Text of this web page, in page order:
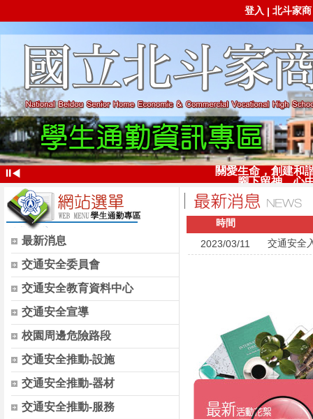
登入 | 北斗家商
⏸◀
關愛生命，創建和
腳下留神，心
最新消息
交通安全委員會
交通安全教育資料中心
交通安全宣導
校園周邊危險路段
交通安全推動-設施
交通安全推動-器材
交通安全推動-服務
時間
2023/03/11
交通安全